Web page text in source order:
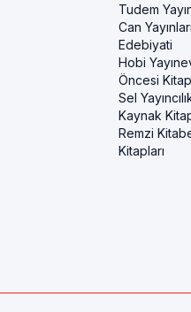
Tudem
Can
Edebiyati
Hobi
Öncesi
Sel
Kaynak
Remzi
Kitapları